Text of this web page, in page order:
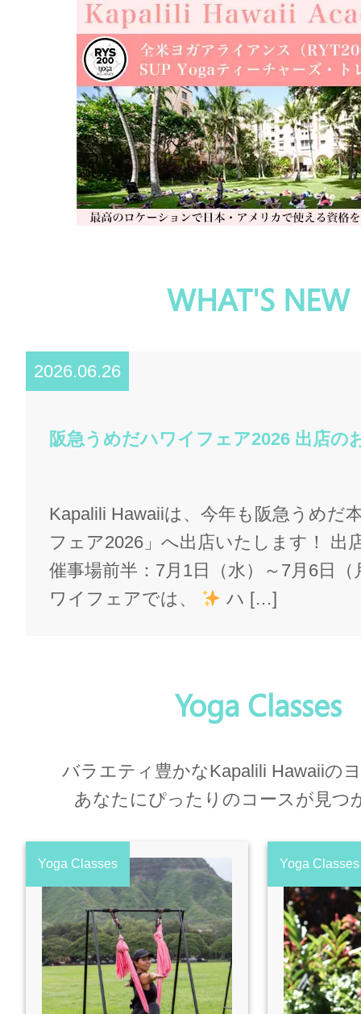
WHAT'S NEW
2026.06.26
阪急うめだハワイフェア2026 出店の
Kapalili Hawaiiは、今年も阪急うめだ
フェア2026」へ出店いたします！ 出
催事場前半：7月1日（水）～7月6日（
ワイフェアでは、
ハ […]
Yoga Classes
バラエティ豊かなKapalili Hawaiiの
あなたにぴったりのコースが見つ
Yoga Classes Yoga Classes